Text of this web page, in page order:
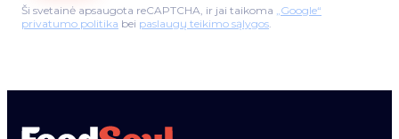
Ši svetainė apsaugota reCAPTCHA, ir jai taikoma
„Google“
privatumo politika bei paslaugų teikimo sąlygos